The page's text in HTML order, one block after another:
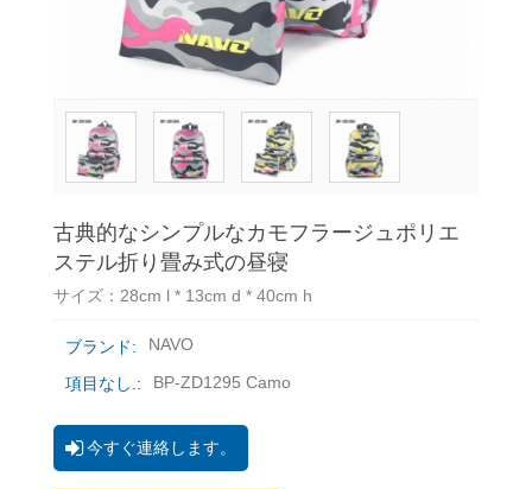
古典的なシンプルなカモフラージュポリエ
ステル折り畳み式の昼寝
サイズ：28cm l * 13cm d * 40cm h
ブランド: NAVO
項目なし.: BP-ZD1295 Camo
今すぐ連絡します。